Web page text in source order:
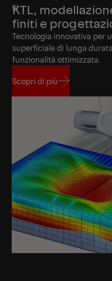
KTL,
finiti e
Tecnologia innovativa per
superficiale di lunga
funzionalità ottimizzata.
Scopri di più